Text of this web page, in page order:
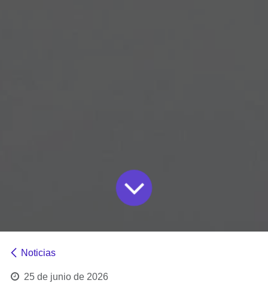
Noticias
25 de junio de 2026